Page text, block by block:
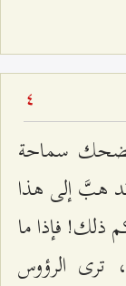
4
سماحة
هبَّ إلى هذا
ذلك! فإذا ما
ترى الرؤوس